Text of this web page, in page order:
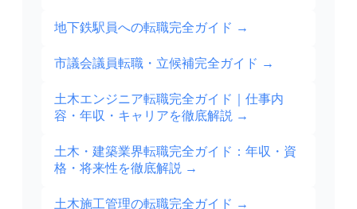
地下鉄駅員への転職完全ガイド →
市議会議員転職・立候補完全ガイド →
土木エンジニア転職完全ガイド｜仕事内
容・年収・キャリアを徹底解説 →
土木・建築業界転職完全ガイド：年収・資
格・将来性を徹底解説 →
土木施工管理の転職完全ガイド →